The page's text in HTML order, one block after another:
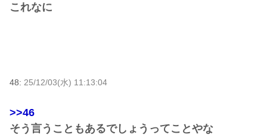
これなに
48: 25/12/03(水) 11:13:04
>>46
そう言うこともあるでしょうってことやな